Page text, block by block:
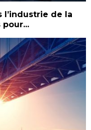
l’industrie de la